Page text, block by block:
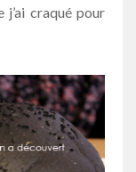
craqué pour